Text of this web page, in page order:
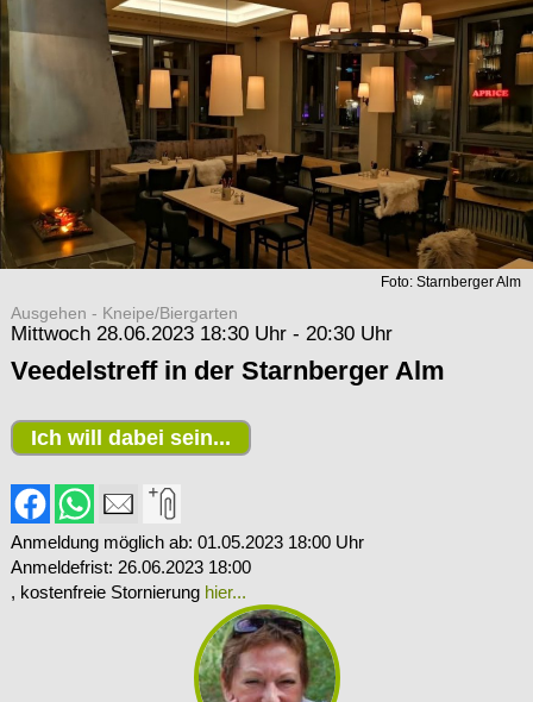
Foto: Starnberger Alm
Ausgehen - Kneipe/Biergarten
Mittwoch 28.06.2023 18:30 Uhr - 20:30 Uhr
Veedelstreff in der Starnberger Alm
Ich will dabei sein...
Anmeldung möglich ab: 01.05.2023 18:00 Uhr
Anmeldefrist: 26.06.2023 18:00
, kostenfreie Stornierung hier...